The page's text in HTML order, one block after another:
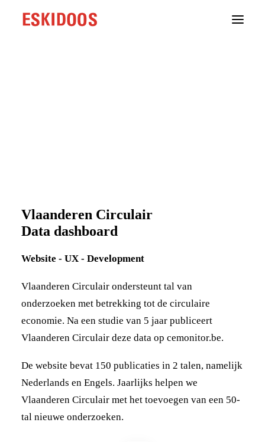
Vlaanderen Circulair
Data dashboard
Website - UX - Development
Vlaanderen Circulair ondersteunt tal van
onderzoeken met betrekking tot de circulaire
economie. Na een studie van 5 jaar publiceert
Vlaanderen Circulair deze data op cemonitor.be.
De website bevat 150 publicaties in 2 talen, namelijk
Nederlands en Engels. Jaarlijks helpen we
Vlaanderen Circulair met het toevoegen van een 50-
tal nieuwe onderzoeken.